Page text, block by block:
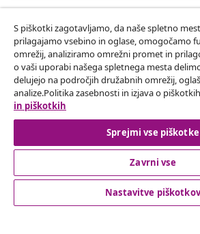
vidaXL
Odkrijte več
© 2008-2026 vidaXL Spletna stran
S piškotki zagotavljamo, da naše spletno
prilagajamo vsebino in oglase, omogočamo
omrežij, analiziramo omrežni promet in
o vaši uporabi našega spletnega mesta
delujejo na področjih družabnih omrežij,
analize.Politika zasebnosti in izjava o piškotkih
in piškotkih
Sprejmi vse piškotke
Zavrni vse
Nastavitve piškotkov